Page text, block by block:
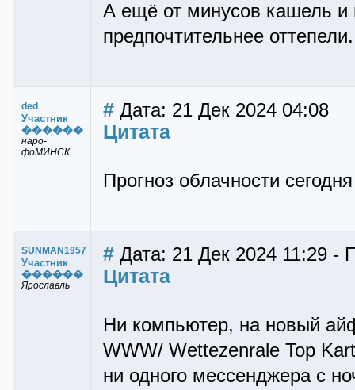
А ещё от минусов кашель и
предпочтительнее оттепели.
ded
Участник
������
наро-
фоМИНСК
# Дата: 21 Дек 2024 04:08
Цитата
Прогноз облачности
SUNMAN1957
Участник
������
Ярославль
# Дата: 21 Дек 2024 11:29 -
Цитата
Ни компьютер, на новый
WWW/ Wettezenrale Top
ни одного мессенджера с